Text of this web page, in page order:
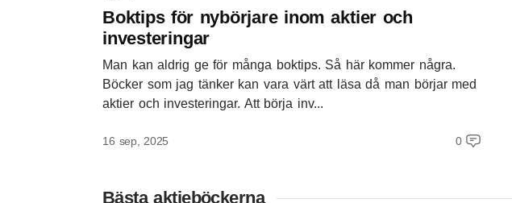
Boktips för nybörjare inom aktier och
investeringar
Man kan aldrig ge för många boktips. Så här kommer några.
Böcker som jag tänker kan vara värt att läsa då man börjar med
aktier och investeringar. Att börja inv...
16 sep, 2025 0
Bästa aktieböckerna